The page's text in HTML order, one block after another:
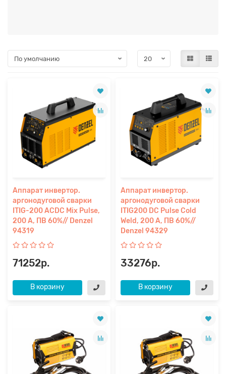
Аппарат инвертор.
аргонодуговой сварки
ITIG-200 ACDC Mix Pulse,
200 А, ПВ 60%// Denzel
94319
71252р.
В корзину
Аппарат инвертор.
аргонодуговой сварки
ITIG200 DС Pulse Cold
Weld, 200 А, ПВ 60%//
Denzel 94329
33276р.
В корзину